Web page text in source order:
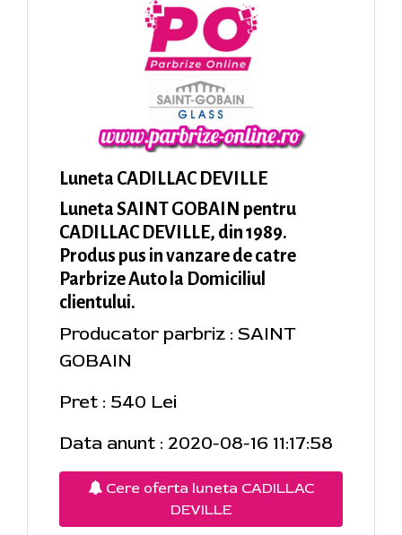
Luneta CADILLAC DEVILLE
Luneta SAINT GOBAIN pentru
CADILLAC DEVILLE, din 1989.
Produs pus in vanzare de catre
Parbrize Auto la Domiciliul
clientului.
Producator parbriz : SAINT
GOBAIN
Pret : 540 Lei
Data anunt : 2020-08-16 11:17:58
Cere oferta luneta CADILLAC
DEVILLE